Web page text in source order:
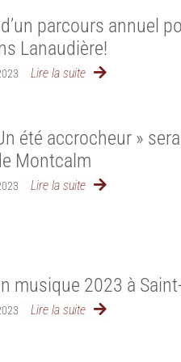
parcours annuel
Lanaudière!
Lire la suite
été accrocheur »
Montcalm
Lire la suite
musique 2023 à
Lire la suite